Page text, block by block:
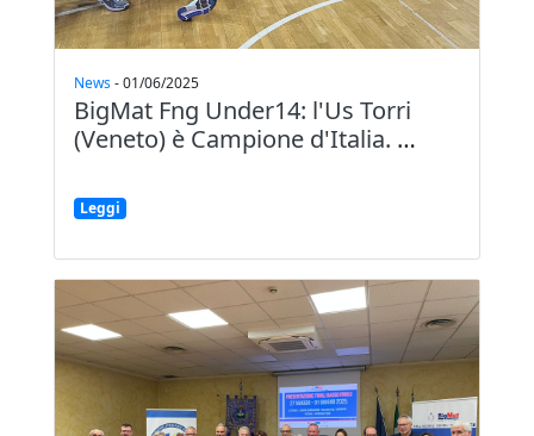
News-01/06/2025
BigMat Fng Under14: l'Us Torri
(Veneto) è Campione d'Italia. …
Leggi